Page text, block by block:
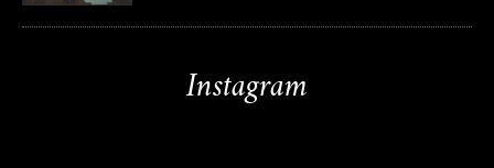
Instagram